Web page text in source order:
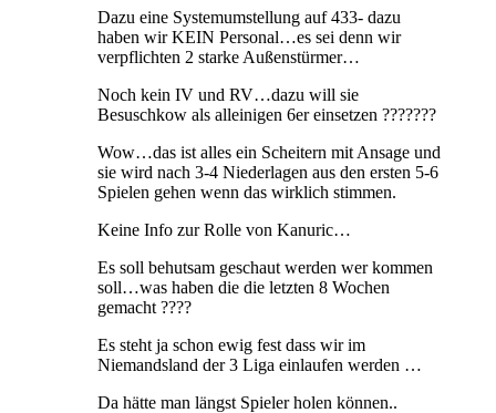
Dazu eine Systemumstellung auf 433- dazu
haben wir KEIN Personal…es sei denn wir
verpflichten 2 starke Außenstürmer…
Noch kein IV und RV…dazu will sie
Besuschkow als alleinigen 6er einsetzen ???????
Wow…das ist alles ein Scheitern mit Ansage und
sie wird nach 3-4 Niederlagen aus den ersten 5-6
Spielen gehen wenn das wirklich stimmen.
Keine Info zur Rolle von Kanuric…
Es soll behutsam geschaut werden wer kommen
soll…was haben die die letzten 8 Wochen
gemacht ????
Es steht ja schon ewig fest dass wir im
Niemandsland der 3 Liga einlaufen werden …
Da hätte man längst Spieler holen können..